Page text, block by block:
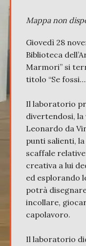
Mappa non
Giovedì 28
Biblioteca
Marmori” si
titolo “Se
Il laboratorio
divertendosi,
Leonardo da
punti salienti,
scaffale
creativa a lui
ed esplorando
potrà
incollare,
capolavoro.
Il laboratorio